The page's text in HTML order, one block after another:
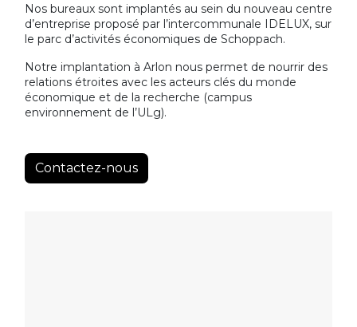
Nos bureaux sont implantés au sein du nouveau centre
d’entreprise proposé par l’intercommunale IDELUX, sur
le parc d’activités économiques de Schoppach.
Notre implantation à Arlon nous permet de nourrir des
relations étroites avec les acteurs clés du monde
économique et de la recherche (campus
environnement de l’ULg).
Contactez-nous